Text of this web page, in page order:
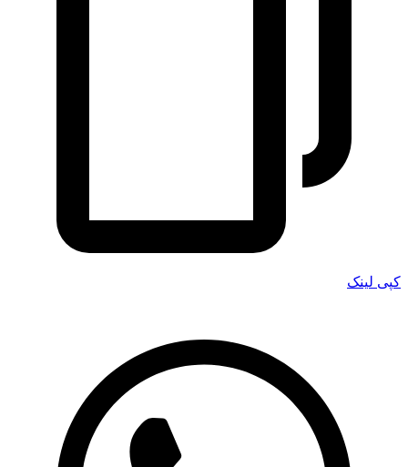
کپی لینک